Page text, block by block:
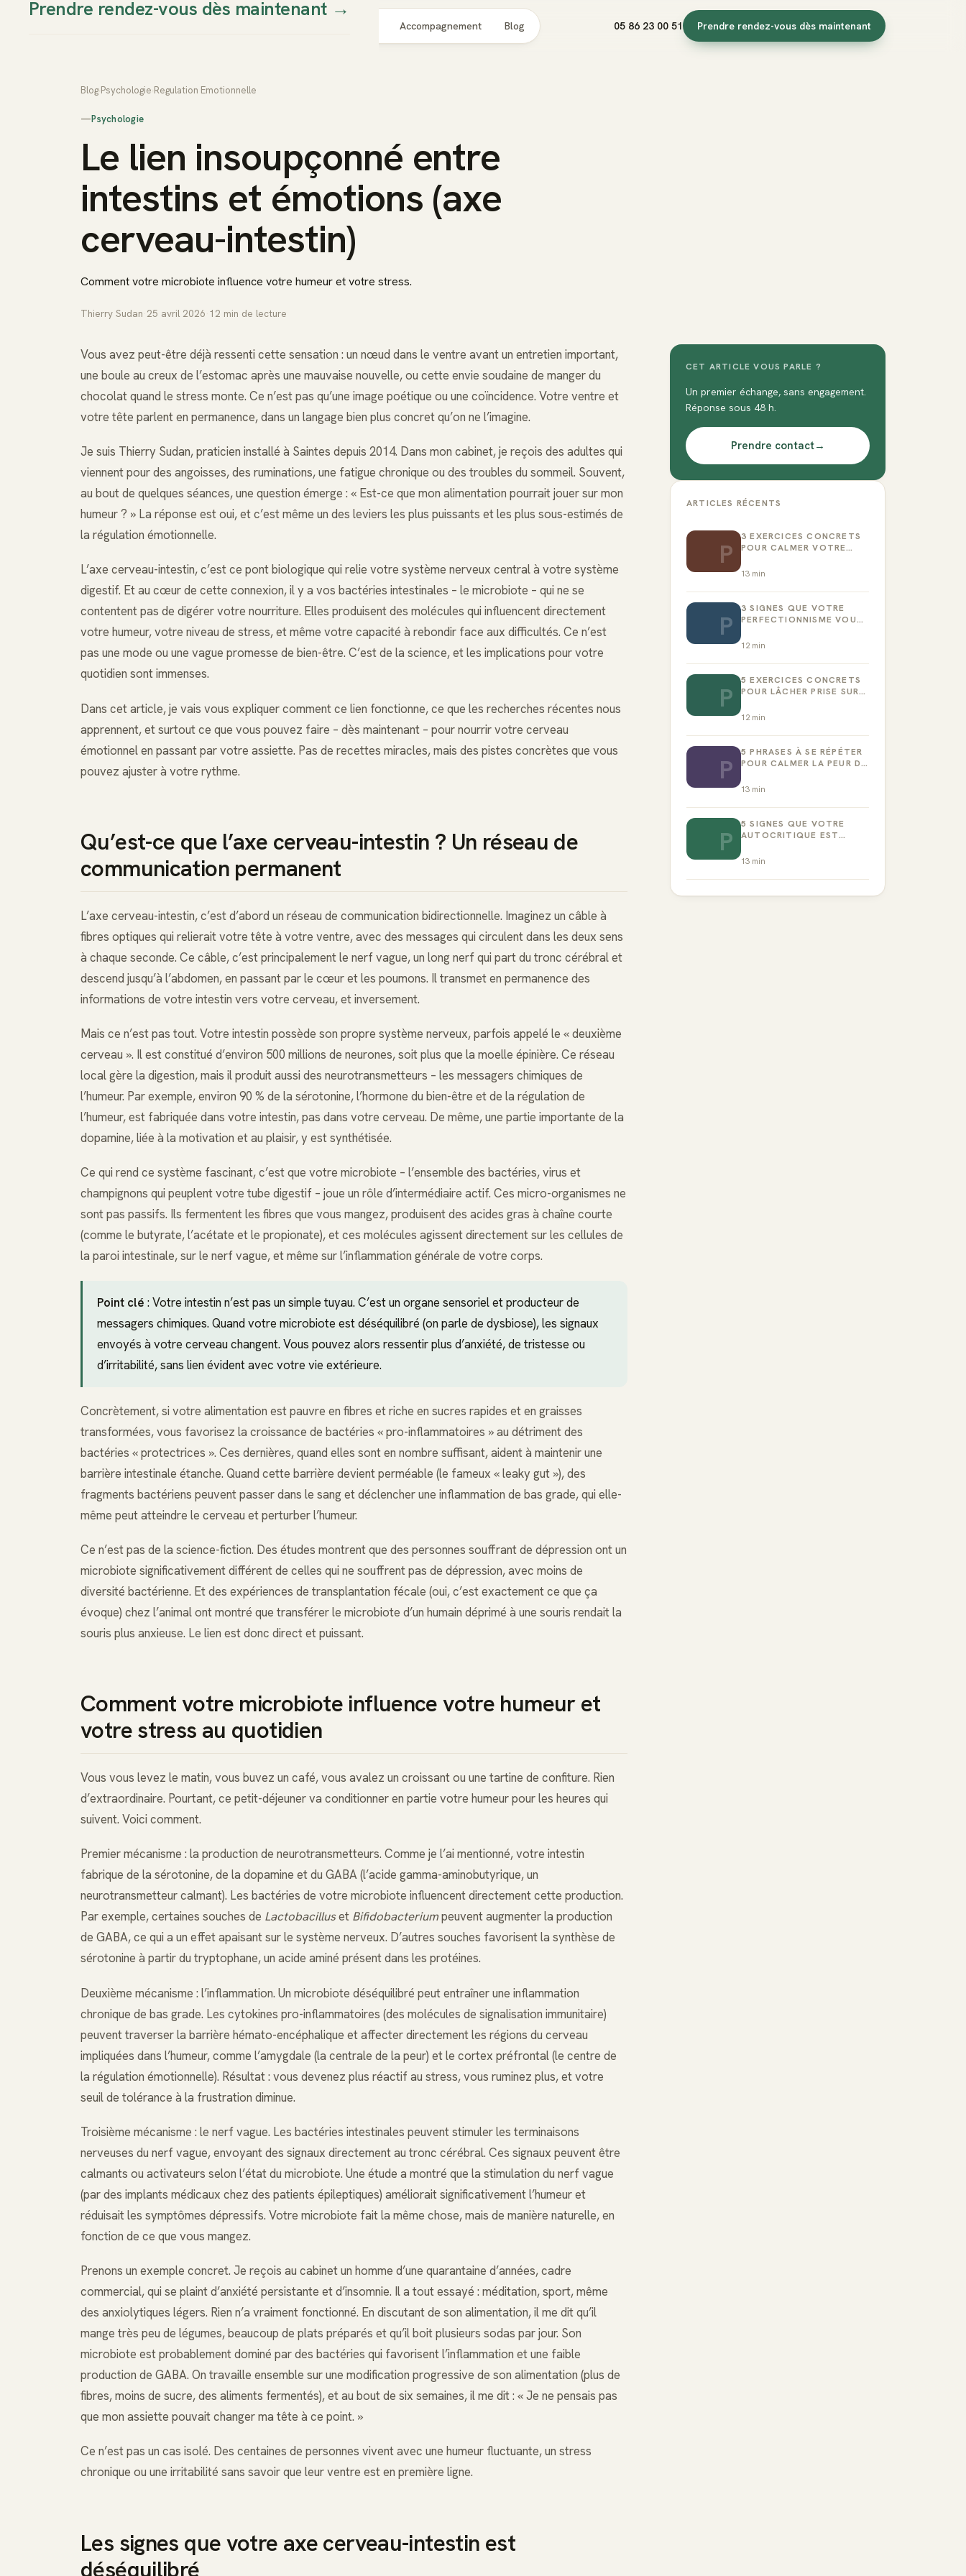
Accompagnement Blog 05 86 23 00 51 Prendre rendez-vous dès maintenant
Prendre rendez-vous dès maintenant→
Blog Psychologie Regulation Emotionnelle
—Psychologie
Le lien insoupçonné entre
intestins et émotions (axe
cerveau-intestin)
Comment votre microbiote influence votre humeur et votre stress.
Thierry Sudan 25 avril 2026 12 min de lecture
Vous avez peut-être déjà ressenti cette sensation : un nœud dans le ventre avant un entretien important,
une boule au creux de l’estomac après une mauvaise nouvelle, ou cette envie soudaine de manger du
chocolat quand le stress monte. Ce n’est pas qu’une image poétique ou une coïncidence. Votre ventre et
votre tête parlent en permanence, dans un langage bien plus concret qu’on ne l’imagine.
Je suis Thierry Sudan, praticien installé à Saintes depuis 2014. Dans mon cabinet, je reçois des adultes qui
viennent pour des angoisses, des ruminations, une fatigue chronique ou des troubles du sommeil. Souvent,
au bout de quelques séances, une question émerge : « Est-ce que mon alimentation pourrait jouer sur mon
humeur ? » La réponse est oui, et c’est même un des leviers les plus puissants et les plus sous-estimés de
la régulation émotionnelle.
L’axe cerveau-intestin, c’est ce pont biologique qui relie votre système nerveux central à votre système
digestif. Et au cœur de cette connexion, il y a vos bactéries intestinales – le microbiote – qui ne se
contentent pas de digérer votre nourriture. Elles produisent des molécules qui influencent directement
votre humeur, votre niveau de stress, et même votre capacité à rebondir face aux difficultés. Ce n’est
pas une mode ou une vague promesse de bien-être. C’est de la science, et les implications pour votre
quotidien sont immenses.
Dans cet article, je vais vous expliquer comment ce lien fonctionne, ce que les recherches récentes nous
apprennent, et surtout ce que vous pouvez faire – dès maintenant – pour nourrir votre cerveau
émotionnel en passant par votre assiette. Pas de recettes miracles, mais des pistes concrètes que vous
pouvez ajuster à votre rythme.
Qu’est-ce que l’axe cerveau-intestin ? Un réseau de
communication permanent
L’axe cerveau-intestin, c’est d’abord un réseau de communication bidirectionnelle. Imaginez un câble à
fibres optiques qui relierait votre tête à votre ventre, avec des messages qui circulent dans les deux sens
à chaque seconde. Ce câble, c’est principalement le nerf vague, un long nerf qui part du tronc cérébral et
descend jusqu’à l’abdomen, en passant par le cœur et les poumons. Il transmet en permanence des
informations de votre intestin vers votre cerveau, et inversement.
Mais ce n’est pas tout. Votre intestin possède son propre système nerveux, parfois appelé le « deuxième
cerveau ». Il est constitué d’environ 500 millions de neurones, soit plus que la moelle épinière. Ce réseau
local gère la digestion, mais il produit aussi des neurotransmetteurs – les messagers chimiques de
l’humeur. Par exemple, environ 90 % de la sérotonine, l’hormone du bien-être et de la régulation de
l’humeur, est fabriquée dans votre intestin, pas dans votre cerveau. De même, une partie importante de la
dopamine, liée à la motivation et au plaisir, y est synthétisée.
Ce qui rend ce système fascinant, c’est que votre microbiote – l’ensemble des bactéries, virus et
champignons qui peuplent votre tube digestif – joue un rôle d’intermédiaire actif. Ces micro-organismes ne
sont pas passifs. Ils fermentent les fibres que vous mangez, produisent des acides gras à chaîne courte
(comme le butyrate, l’acétate et le propionate), et ces molécules agissent directement sur les cellules de
la paroi intestinale, sur le nerf vague, et même sur l’inflammation générale de votre corps.
Point clé : Votre intestin n’est pas un simple tuyau. C’est un organe sensoriel et producteur de
messagers chimiques. Quand votre microbiote est déséquilibré (on parle de dysbiose), les signaux
envoyés à votre cerveau changent. Vous pouvez alors ressentir plus d’anxiété, de tristesse ou
d’irritabilité, sans lien évident avec votre vie extérieure.
Concrètement, si votre alimentation est pauvre en fibres et riche en sucres rapides et en graisses
transformées, vous favorisez la croissance de bactéries « pro-inflammatoires » au détriment des
bactéries « protectrices ». Ces dernières, quand elles sont en nombre suffisant, aident à maintenir une
barrière intestinale étanche. Quand cette barrière devient perméable (le fameux « leaky gut »), des
fragments bactériens peuvent passer dans le sang et déclencher une inflammation de bas grade, qui elle-
même peut atteindre le cerveau et perturber l’humeur.
Ce n’est pas de la science-fiction. Des études montrent que des personnes souffrant de dépression ont un
microbiote significativement différent de celles qui ne souffrent pas de dépression, avec moins de
diversité bactérienne. Et des expériences de transplantation fécale (oui, c’est exactement ce que ça
évoque) chez l’animal ont montré que transférer le microbiote d’un humain déprimé à une souris rendait la
souris plus anxieuse. Le lien est donc direct et puissant.
Comment votre microbiote influence votre humeur et
votre stress au quotidien
Vous vous levez le matin, vous buvez un café, vous avalez un croissant ou une tartine de confiture. Rien
d’extraordinaire. Pourtant, ce petit-déjeuner va conditionner en partie votre humeur pour les heures qui
suivent. Voici comment.
Premier mécanisme : la production de neurotransmetteurs. Comme je l’ai mentionné, votre intestin
fabrique de la sérotonine, de la dopamine et du GABA (l’acide gamma-aminobutyrique, un
neurotransmetteur calmant). Les bactéries de votre microbiote influencent directement cette production.
Par exemple, certaines souches de Lactobacilluset Bifidobacteriumpeuvent augmenter la production
de GABA, ce qui a un effet apaisant sur le système nerveux. D’autres souches favorisent la synthèse de
sérotonine à partir du tryptophane, un acide aminé présent dans les protéines.
Deuxième mécanisme : l’inflammation. Un microbiote déséquilibré peut entraîner une inflammation
chronique de bas grade. Les cytokines pro-inflammatoires (des molécules de signalisation immunitaire)
peuvent traverser la barrière hémato-encéphalique et affecter directement les régions du cerveau
impliquées dans l’humeur, comme l’amygdale (la centrale de la peur) et le cortex préfrontal (le centre de
la régulation émotionnelle). Résultat : vous devenez plus réactif au stress, vous ruminez plus, et votre
seuil de tolérance à la frustration diminue.
Troisième mécanisme : le nerf vague. Les bactéries intestinales peuvent stimuler les terminaisons
nerveuses du nerf vague, envoyant des signaux directement au tronc cérébral. Ces signaux peuvent être
calmants ou activateurs selon l’état du microbiote. Une étude a montré que la stimulation du nerf vague
(par des implants médicaux chez des patients épileptiques) améliorait significativement l’humeur et
réduisait les symptômes dépressifs. Votre microbiote fait la même chose, mais de manière naturelle, en
fonction de ce que vous mangez.
Prenons un exemple concret. Je reçois au cabinet un homme d’une quarantaine d’années, cadre
commercial, qui se plaint d’anxiété persistante et d’insomnie. Il a tout essayé : méditation, sport, même
des anxiolytiques légers. Rien n’a vraiment fonctionné. En discutant de son alimentation, il me dit qu’il
mange très peu de légumes, beaucoup de plats préparés et qu’il boit plusieurs sodas par jour. Son
microbiote est probablement dominé par des bactéries qui favorisent l’inflammation et une faible
production de GABA. On travaille ensemble sur une modification progressive de son alimentation (plus de
fibres, moins de sucre, des aliments fermentés), et au bout de six semaines, il me dit : « Je ne pensais pas
que mon assiette pouvait changer ma tête à ce point. »
Ce n’est pas un cas isolé. Des centaines de personnes vivent avec une humeur fluctuante, un stress
chronique ou une irritabilité sans savoir que leur ventre est en première ligne.
Les signes que votre axe cerveau-intestin est
déséquilibré
CET ARTICLE VOUS PARLE ?
Un premier échange, sans engagement.
Réponse sous 48 h.
Prendre contact→
ARTICLES RÉCENTS
P
3 EXERCICES CONCRETS
POUR CALMER VOTRE
13 min
P
3 SIGNES QUE VOTRE
PERFECTIONNISME VOUS
12min
P
5 EXERCICES CONCRETS
POUR LÂCHER PRISE SUR
12min
P
5 PHRASES À SE RÉPÉTER
POUR CALMER LA PEUR DE
13 min
P
5 SIGNES QUE VOTRE
AUTOCRITIQUE EST
13 min